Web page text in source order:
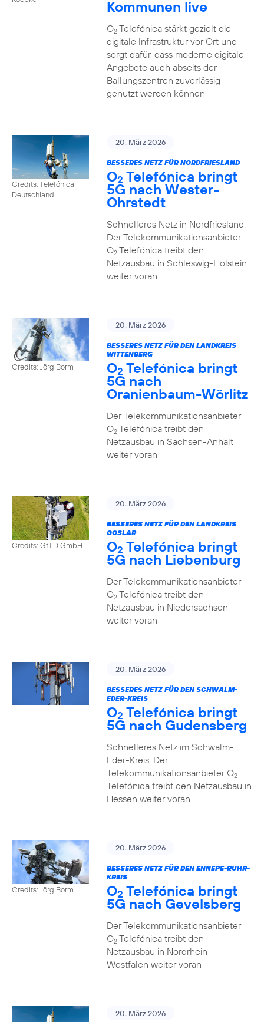
Kommunen live
O2Telefónica stärkt gezielt die
digitale Infrastruktur vor Ort und
sorgt dafür, dass moderne digitale
Angebote auch abseits der
Ballungszentren zuverlässig
genutzt werden können
Credits: Telefónica
Deutschland
20. März 2026
BESSERES NETZ FÜR NORDFRIESLAND
O2 Telefónica bringt
5G nach Wester-
Ohrstedt
Schnelleres Netz in Nordfriesland:
Der Telekommunikationsanbieter
O2Telefónica treibt den
Netzausbau in Schleswig-Holstein
weiter voran
Credits: Jörg Borm
20. März 2026
BESSERES NETZ FÜR DEN LANDKREIS
WITTENBERG
O2 Telefónica bringt
5G nach
Oranienbaum-Wörlitz
Der Telekommunikationsanbieter
O2Telefónica treibt den
Netzausbau in Sachsen-Anhalt
weiter voran
Credits: GfTD GmbH
20. März 2026
BESSERES NETZ FÜR DEN LANDKREIS
GOSLAR
O2 Telefónica bringt
5G nach Liebenburg
Der Telekommunikationsanbieter
O2Telefónica treibt den
Netzausbau in Niedersachsen
weiter voran
20. März 2026
BESSERES NETZ FÜR DEN SCHWALM-
EDER-KREIS
O2 Telefónica bringt
5G nach Gudensberg
Schnelleres Netz im Schwalm-
Eder-Kreis: Der
Telekommunikationsanbieter O2
Telefónica treibt den Netzausbau in
Hessen weiter voran
Credits: Jörg Borm
20. März 2026
BESSERES NETZ FÜR DEN ENNEPE-RUHR-
KREIS
O2 Telefónica bringt
5G nach Gevelsberg
Der Telekommunikationsanbieter
O2Telefónica treibt den
Netzausbau in Nordrhein-
Westfalen weiter voran
20. März 2026